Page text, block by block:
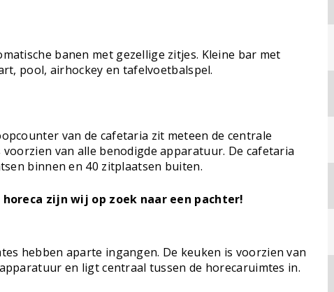
banen met gezellige zitjes. Kleine bar met
pool, airhockey en tafelvoetbalspel.
van de cafetaria zit meteen de centrale
voorzien van alle benodigde apparatuur. De cafetaria
binnen en 40 zitplaatsen buiten.
zijn wij op zoek naar een pachter!
hebben aparte ingangen. De keuken is voorzien van
en ligt centraal tussen de horecaruimtes in.